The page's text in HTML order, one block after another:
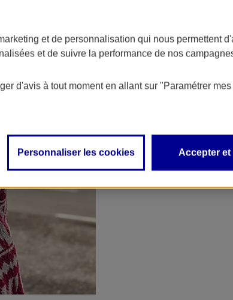
et de personnalisation qui nous permettent
et de suivre la performance de nos
d'avis à tout moment en allant sur "Paramétrer mes
Personnaliser les cookies Accepter et